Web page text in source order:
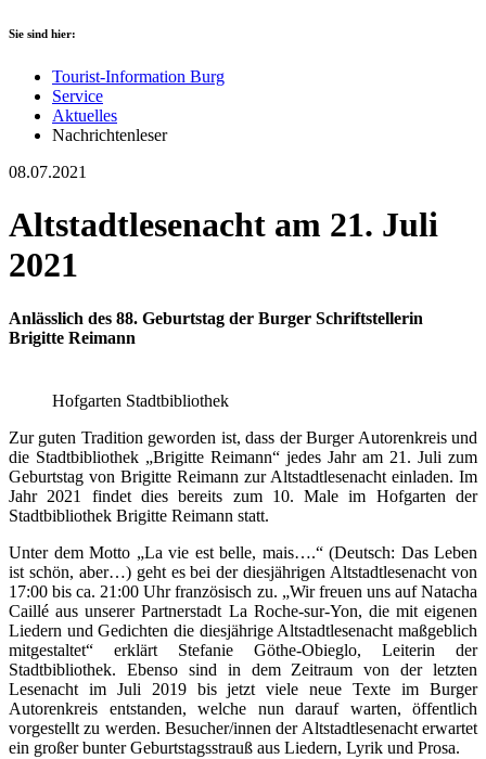
Sie sind hier:
Tourist-Information Burg
Service
Aktuelles
Nachrichtenleser
08.07.2021
Altstadtlesenacht am 21. Juli
2021
Anlässlich des 88. Geburtstag der Burger Schriftstellerin
Brigitte Reimann
Hofgarten Stadtbibliothek
Zur guten Tradition geworden ist, dass der Burger Autorenkreis und
die Stadtbibliothek „Brigitte Reimann“ jedes Jahr am 21. Juli zum
Geburtstag von Brigitte Reimann zur Altstadtlesenacht einladen. Im
Jahr 2021 findet dies bereits zum 10. Male im Hofgarten der
Stadtbibliothek Brigitte Reimann statt.
Unter dem Motto „La vie est belle, mais….“ (Deutsch: Das Leben
ist schön, aber…) geht es bei der diesjährigen Altstadtlesenacht von
17:00 bis ca. 21:00 Uhr französisch zu. „Wir freuen uns auf Natacha
Caillé aus unserer Partnerstadt La Roche-sur-Yon, die mit eigenen
Liedern und Gedichten die diesjährige Altstadtlesenacht maßgeblich
mitgestaltet“ erklärt Stefanie Göthe-Obieglo, Leiterin der
Stadtbibliothek. Ebenso sind in dem Zeitraum von der letzten
Lesenacht im Juli 2019 bis jetzt viele neue Texte im Burger
Autorenkreis entstanden, welche nun darauf warten, öffentlich
vorgestellt zu werden. Besucher/innen der Altstadtlesenacht erwartet
ein großer bunter Geburtstagsstrauß aus Liedern, Lyrik und Prosa.